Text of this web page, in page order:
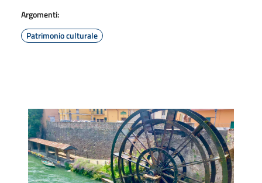
Argomenti:
Patrimonio culturale